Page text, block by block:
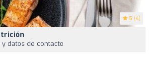
5 (4)
datos de contacto